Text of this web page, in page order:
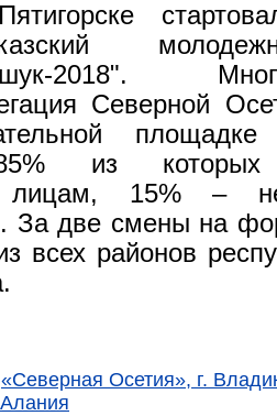
2018".
Северной
из которых
лицам, 15% –
За две смены на
всех районов
«Северная Осетия», г.